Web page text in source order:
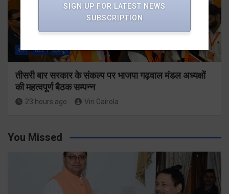
राज्य ALL देहरादून
तीसरी बार सरकार के संकल्प पर भाजपा गढ़वाल मंडल अध्यक्षों
की महत्वपूर्ण बैठक सम्पन्न
23 hours ago Viri Gairola
You Missed
SIGN UP FOR LATEST NEWS
SUBSCRIPTION